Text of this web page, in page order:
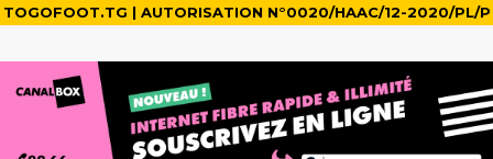
TOGOFOOT.TG | AUTORISATION N°0020/HAAC/12-2020/PL/P